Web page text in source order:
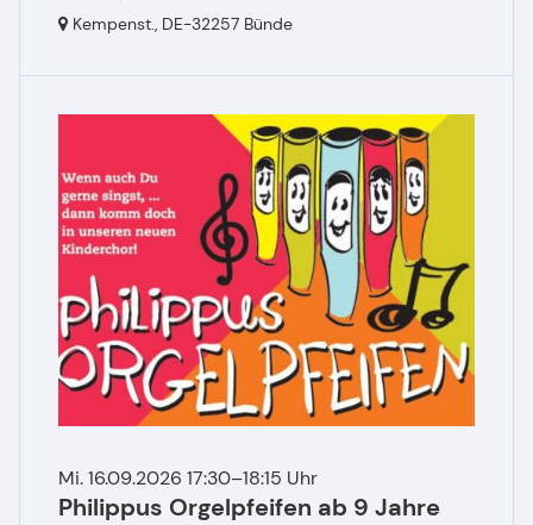
Kempenst., DE-32257 Bünde
Mi. 16.09.2026 17:30–18:15 Uhr
Philippus Orgelpfeifen ab 9 Jahre